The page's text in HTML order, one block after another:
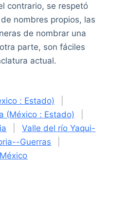
contrario, se respetó
nombres propios, las
de nombrar una
parte, son fáciles
actual.
: Estado)
(México : Estado)
Valle del río Yaqui-
Guerras